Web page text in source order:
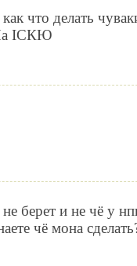
что делать
ICКЮ
берет и не чё у
чё мона